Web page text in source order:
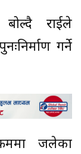
बोल्दै राईले
गर्ने
जलेका